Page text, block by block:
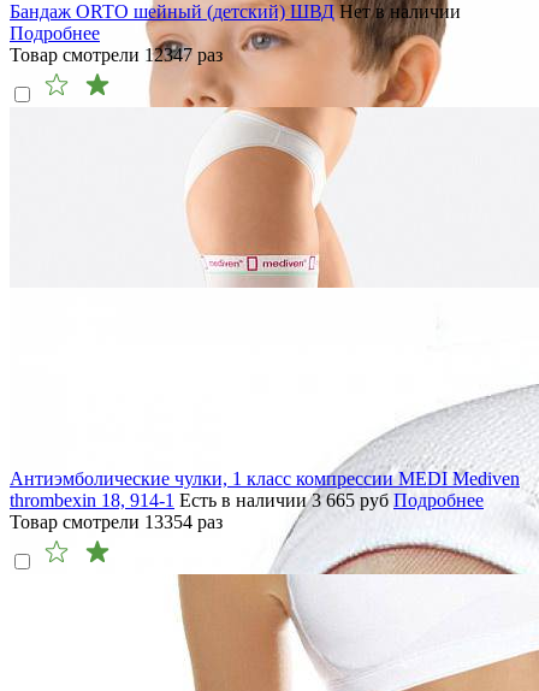
Бандаж ORTO шейный (детский) ШВД Нет в наличии
Подробнее
Товар смотрели 12347 раз
Антиэмболические чулки, 1 класс компрессии MEDI Mediven
thrombexin 18, 914-1 Есть в наличии 3 665 руб Подробнее
Товар смотрели 13354 раз